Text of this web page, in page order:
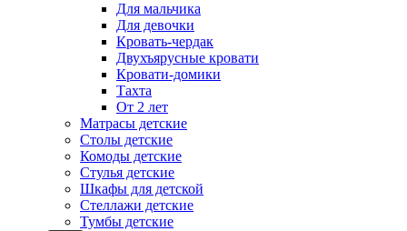
Для мальчика
Для девочки
Кровать-чердак
Двухъярусные кровати
Кровати-домики
Тахта
От 2 лет
Матрасы детские
Столы детские
Комоды детские
Стулья детские
Шкафы для детской
Стеллажи детские
Тумбы детские